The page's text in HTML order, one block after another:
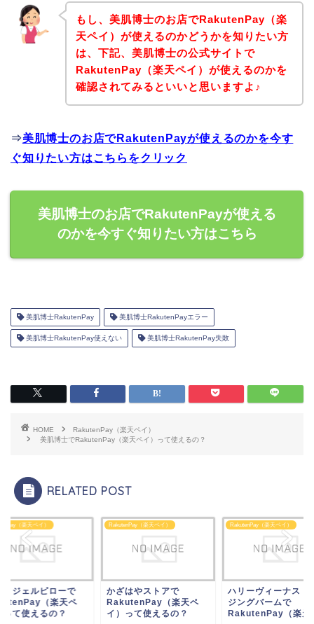
もし、美肌博士のお店でRakutenPay（楽
天ペイ）が使えるのかどうかを知りたい方
は、下記、美肌博士の公式サイトで
RakutenPay（楽天ペイ）が使えるのかを
確認されてみるといいと思いますよ♪
⇒美肌博士のお店でRakutenPayが使えるのかを今す
ぐ知りたい方はこちらをクリック
美肌博士のお店でRakutenPayが使える
のかを今すぐ知りたい方はこちら
美肌博士RakutenPay 美肌博士RakutenPayエラー
美肌博士RakutenPay使えない 美肌博士RakutenPay失敗
HOME
RakutenPay（楽天ペイ）
美肌博士でRakutenPay（楽天ペイ）って使えるの？
RELATED POST
（楽天ペイ）
ノジェルピローで
（楽天ペ
って使えるの？
RakutenPay（楽天ペイ）
かざはやストアで
RakutenPay（楽天ペ
イ）って使えるの？
RakutenPay（楽天ペイ）
ハリーヴィーナス ク
ジングバームで
RakutenPay（楽天